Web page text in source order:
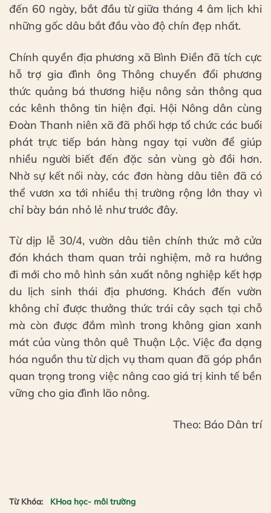
đến 60 ngày, bắt đầu từ giữa tháng 4 âm lịch khi
những gốc dâu bắt đầu vào độ chín đẹp nhất.
Chính quyền địa phương xã Bình Điền đã tích cực
hỗ trợ gia đình ông Thông chuyển đổi phương
thức quảng bá thương hiệu nông sản thông qua
các kênh thông tin hiện đại. Hội Nông dân cùng
Đoàn Thanh niên xã đã phối hợp tổ chức các buổi
phát trực tiếp bán hàng ngay tại vườn để giúp
nhiều người biết đến đặc sản vùng gò đồi hơn.
Nhờ sự kết nối này, các đơn hàng dâu tiên đã có
thể vươn xa tới nhiều thị trường rộng lớn thay vì
chỉ bày bán nhỏ lẻ như trước đây.
Từ dịp lễ 30/4, vườn dâu tiên chính thức mở cửa
đón khách tham quan trải nghiệm, mở ra hướng
đi mới cho mô hình sản xuất nông nghiệp kết hợp
du lịch sinh thái địa phương. Khách đến vườn
không chỉ được thưởng thức trái cây sạch tại chỗ
mà còn được đắm mình trong không gian xanh
mát của vùng thôn quê Thuận Lộc. Việc đa dạng
hóa nguồn thu từ dịch vụ tham quan đã góp phần
quan trọng trong việc nâng cao giá trị kinh tế bền
vững cho gia đình lão nông.
Theo: Báo Dân trí
Từ Khóa: KHoa học- môi trường